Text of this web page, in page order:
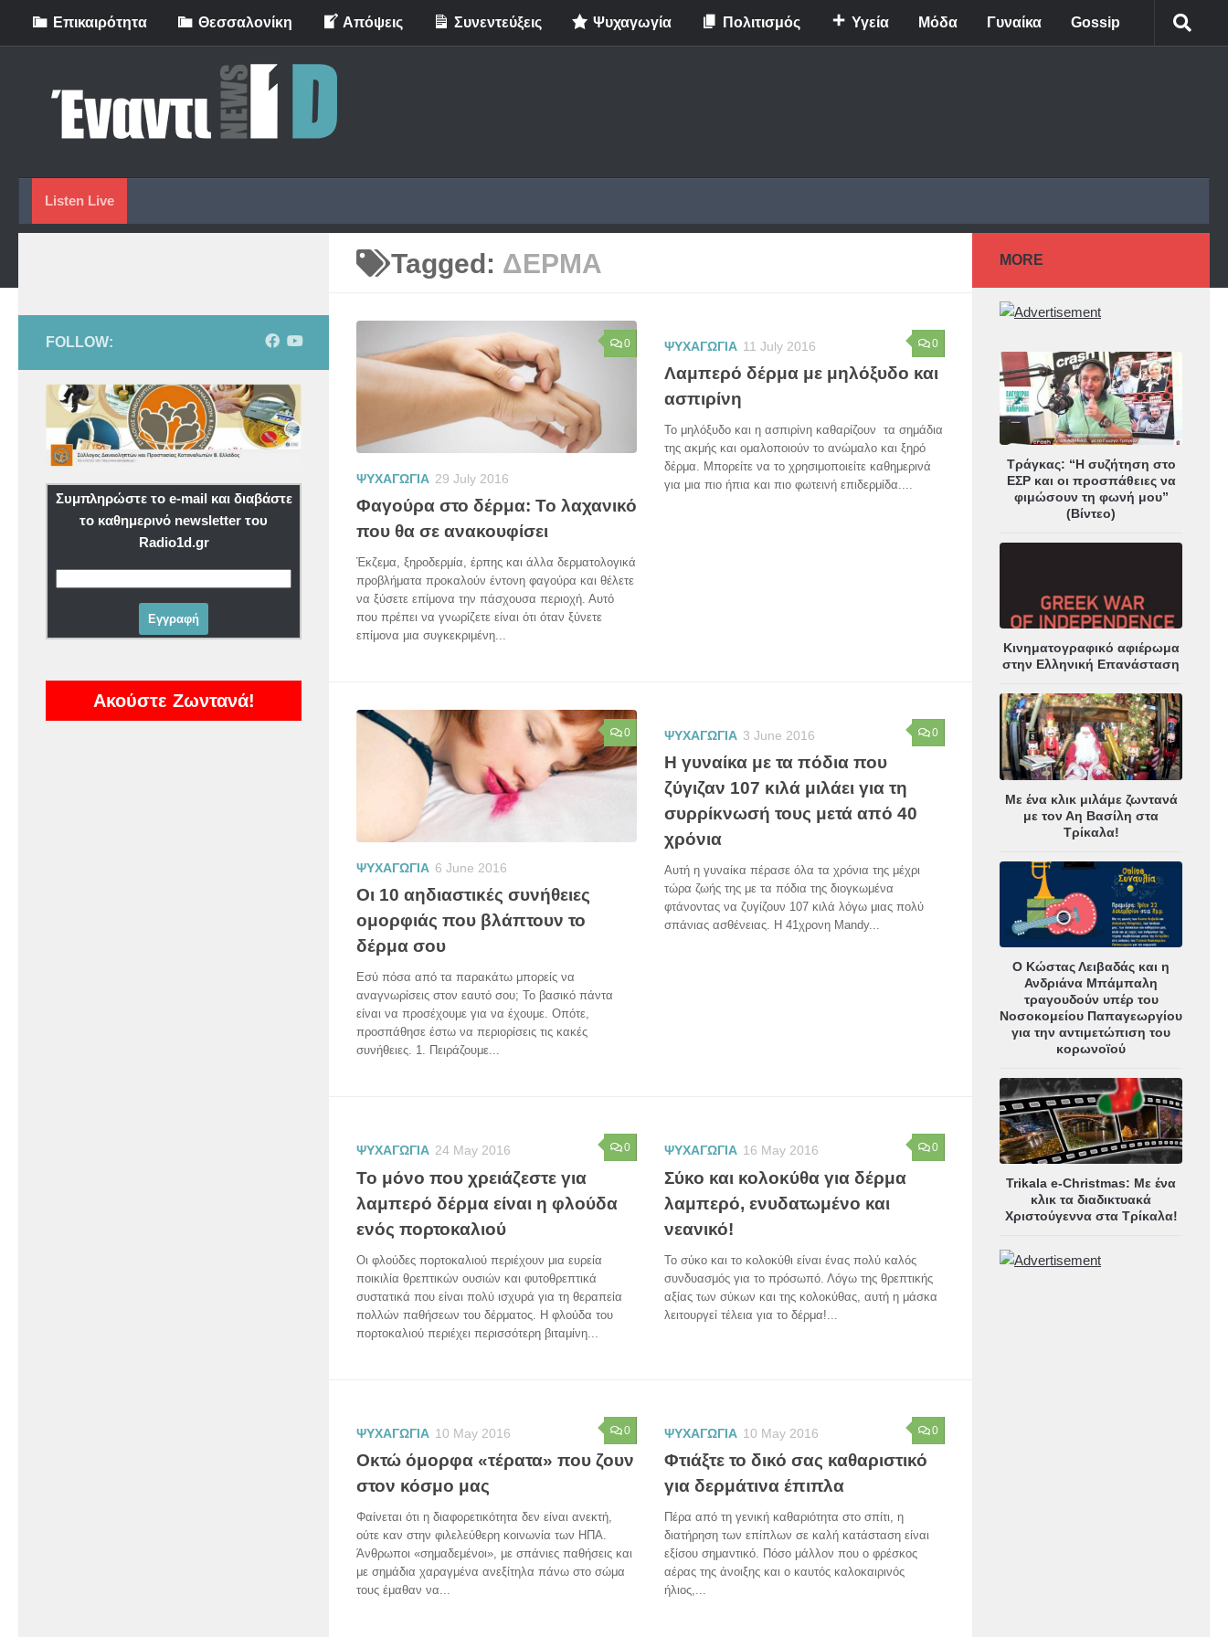
Skip to content
Eπικαιρότητα Θεσσαλονίκη Απόψεις Συνεντεύξεις Ψυχαγωγία Πολιτισμός Υγεία Μόδα Γυναίκα Gossip
Listen Live
Tagged: ΔΕΡΜΑ
0
ΨΥΧΑΓΩΓΙΑ 29 July 2016
Φαγούρα στο δέρμα: Το λαχανικό
που θα σε ανακουφίσει
Έκζεμα, ξηροδερμία, έρπης και άλλα δερματολογικά
προβλήματα προκαλούν έντονη φαγούρα και θέλετε
να ξύσετε επίμονα την πάσχουσα περιοχή. Αυτό
που πρέπει να γνωρίζετε είναι ότι όταν ξύνετε
επίμονα μια συγκεκριμένη...
0
ΨΥΧΑΓΩΓΙΑ 11 July 2016
Λαμπερό δέρμα με μηλόξυδο και
ασπιρίνη
Το μηλόξυδο και η ασπιρίνη καθαρίζουν τα σημάδια
της ακμής και ομαλοποιούν το ανώμαλο και ξηρό
δέρμα. Μπορείτε να το χρησιμοποιείτε καθημερινά
για μια πιο ήπια και πιο φωτεινή επιδερμίδα....
0
ΨΥΧΑΓΩΓΙΑ 6 June 2016
Οι 10 αηδιαστικές συνήθειες
ομορφιάς που βλάπτουν το
δέρμα σου
Εσύ πόσα από τα παρακάτω μπορείς να
αναγνωρίσεις στον εαυτό σου; Το βασικό πάντα
είναι να προσέχουμε για να έχουμε. Οπότε,
προσπάθησε έστω να περιορίσεις τις κακές
συνήθειες. 1. Πειράζουμε...
0
ΨΥΧΑΓΩΓΙΑ 3 June 2016
Η γυναίκα με τα πόδια που
ζύγιζαν 107 κιλά μιλάει για τη
συρρίκνωσή τους μετά από 40
χρόνια
Αυτή η γυναίκα πέρασε όλα τα χρόνια της μέχρι
τώρα ζωής της με τα πόδια της διογκωμένα
φτάνοντας να ζυγίζουν 107 κιλά λόγω μιας πολύ
σπάνιας ασθένειας. Η 41χρονη Mandy...
0
ΨΥΧΑΓΩΓΙΑ 24 May 2016
Το μόνο που χρειάζεστε για
λαμπερό δέρμα είναι η φλούδα
ενός πορτοκαλιού
Οι φλούδες πορτοκαλιού περιέχουν μια ευρεία
ποικιλία θρεπτικών ουσιών και φυτοθρεπτικά
συστατικά που είναι πολύ ισχυρά για τη θεραπεία
πολλών παθήσεων του δέρματος. Η φλούδα του
πορτοκαλιού περιέχει περισσότερη βιταμίνη...
0
ΨΥΧΑΓΩΓΙΑ 16 May 2016
Σύκο και κολοκύθα για δέρμα
λαμπερό, ενυδατωμένο και
νεανικό!
Το σύκο και το κολοκύθι είναι ένας πολύ καλός
συνδυασμός για το πρόσωπό. Λόγω της θρεπτικής
αξίας των σύκων και της κολοκύθας, αυτή η μάσκα
λειτουργεί τέλεια για το δέρμα!...
0
ΨΥΧΑΓΩΓΙΑ 10 May 2016
Οκτώ όμορφα «τέρατα» που ζουν
στον κόσμο μας
Φαίνεται ότι η διαφορετικότητα δεν είναι ανεκτή,
ούτε καν στην φιλελεύθερη κοινωνία των ΗΠΑ.
Άνθρωποι «σημαδεμένοι», με σπάνιες παθήσεις και
με σημάδια χαραγμένα ανεξίτηλα πάνω στο σώμα
τους έμαθαν να...
0
ΨΥΧΑΓΩΓΙΑ 10 May 2016
Φτιάξτε το δικό σας καθαριστικό
για δερμάτινα έπιπλα
Πέρα από τη γενική καθαριότητα στο σπίτι, η
διατήρηση των επίπλων σε καλή κατάσταση είναι
εξίσου σημαντικό. Πόσο μάλλον που ο φρέσκος
αέρας της άνοιξης και ο καυτός καλοκαιρινός
ήλιος,...
FOLLOW:
Συμπληρώστε το e-mail και διαβάστε
το καθημερινό newsletter του
Radio1d.gr
Ακούστε Ζωντανά!
MORE
Τράγκας: “Η συζήτηση στο
ΕΣΡ και οι προσπάθειες να
φιμώσουν τη φωνή μου”
(Βίντεο)
Κινηματογραφικό αφιέρωμα
στην Ελληνική Επανάσταση
Με ένα κλικ μιλάμε ζωντανά
με τον Αη Βασίλη στα
Τρίκαλα!
Ο Κώστας Λειβαδάς και η
Ανδριάνα Μπάμπαλη
τραγουδούν υπέρ του
Νοσοκομείου Παπαγεωργίου
για την αντιμετώπιση του
κορωνοϊού
Trikala e-Christmas: Με ένα
κλικ τα διαδικτυακά
Χριστούγεννα στα Τρίκαλα!